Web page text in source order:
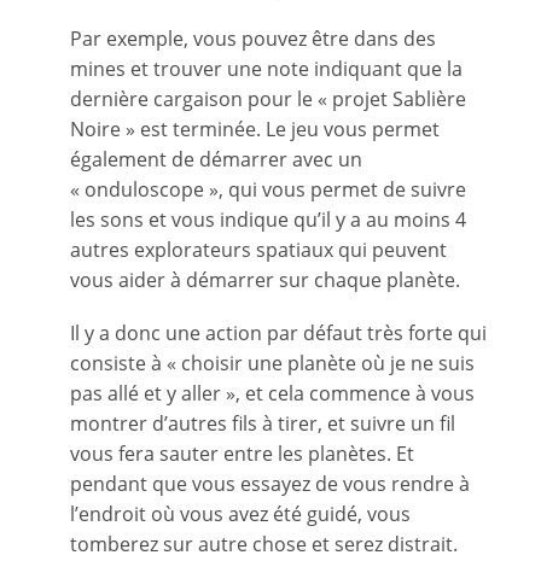
Par exemple, vous pouvez être dans des
mines et trouver une note indiquant que la
dernière cargaison pour le « projet Sablière
Noire » est terminée. Le jeu vous permet
également de démarrer avec un
« onduloscope », qui vous permet de suivre
les sons et vous indique qu’il y a au moins 4
autres explorateurs spatiaux qui peuvent
vous aider à démarrer sur chaque planète.
Il y a donc une action par défaut très forte qui
consiste à « choisir une planète où je ne suis
pas allé et y aller », et cela commence à vous
montrer d’autres fils à tirer, et suivre un fil
vous fera sauter entre les planètes. Et
pendant que vous essayez de vous rendre à
l’endroit où vous avez été guidé, vous
tomberez sur autre chose et serez distrait.